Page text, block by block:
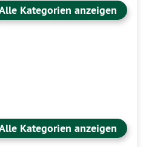
Kategorien anzeigen
Kategorien anzeigen